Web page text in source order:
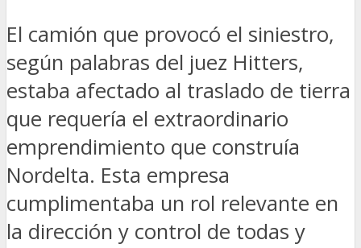
El camión que provocó el siniestro,
según palabras del juez Hitters,
estaba afectado al traslado de tierra
que requería el extraordinario
emprendimiento que construía
Nordelta. Esta empresa
cumplimentaba un rol relevante en
la dirección y control de todas y